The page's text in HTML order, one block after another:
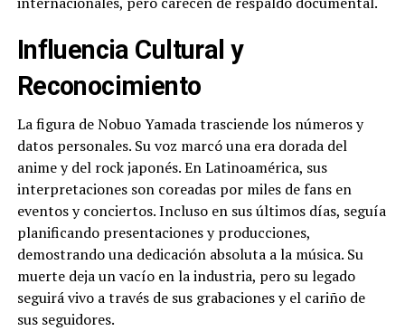
Influencia Cultural y
Reconocimiento
La figura de Nobuo Yamada trasciende los números y
datos personales. Su voz marcó una era dorada del
anime y del rock japonés. En Latinoamérica, sus
interpretaciones son coreadas por miles de fans en
eventos y conciertos. Incluso en sus últimos días, seguía
planificando presentaciones y producciones,
demostrando una dedicación absoluta a la música. Su
muerte deja un vacío en la industria, pero su legado
seguirá vivo a través de sus grabaciones y el cariño de
sus seguidores.